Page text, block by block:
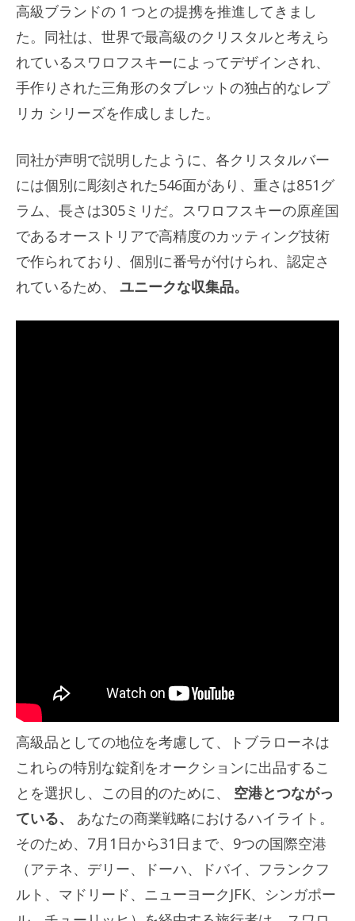
高級ブランドの 1 つとの提携を推進してきまし
た。同社は、世界で最高級のクリスタルと考えら
れているスワロフスキーによってデザインされ、
手作りされた三角形のタブレットの独占的なレプ
リカ シリーズを作成しました。
同社が声明で説明したように、各クリスタルバー
には個別に彫刻された546面があり、重さは851グ
ラム、長さは305ミリだ。スワロフスキーの原産国
であるオーストリアで高精度のカッティング技術
で作られており、個別に番号が付けられ、認定さ
れているため、 ユニークな収集品。
高級品としての地位を考慮して、トブラローネは
これらの特別な錠剤をオークションに出品するこ
とを選択し、この目的のために、
空港とつながっ
ている、 あなたの商業戦略におけるハイライト。
そのため、7月1日から31日まで、9つの国際空港
（アテネ、デリー、ドーハ、ドバイ、フランクフ
ルト、マドリード、ニューヨークJFK、シンガポー